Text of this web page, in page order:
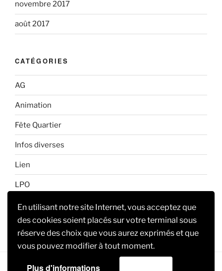
En utilisant notre site Internet, vous acceptez que
des cookies soient placés sur votre terminal sous
réserve des choix que vous aurez exprimés et que
vous pouvez modifier à tout moment.
Plus d'informations
novembre 2017
août 2017
CATÉGORIES
AG
Animation
Fête Quartier
Infos diverses
Lien
LPO
Non classé